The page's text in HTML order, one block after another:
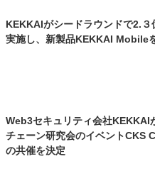
KEKKAIがシードラウンドで2.３
実施し、新製品KEKKAI Mobile
Web3セキュリティ会社KEKKAI
チェーン研究会のイベントCKS
の共催を決定